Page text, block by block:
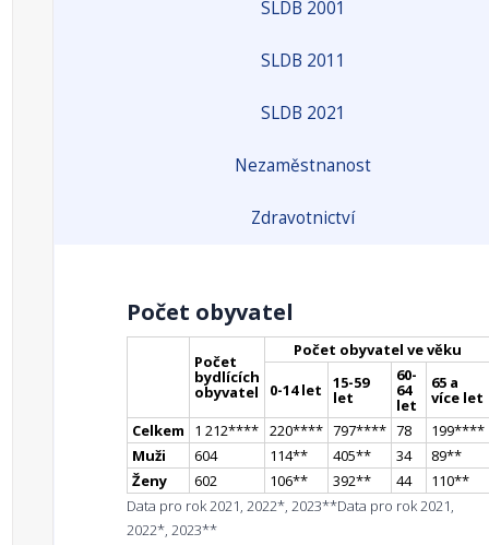
SLDB 2001
SLDB 2011
SLDB 2021
Nezaměstnanost
Zdravotnictví
Počet obyvatel
Počet
bydlících
obyvatel
Počet obyvatel ve věku
0-14 let 15-59
let
60-
64
let
65 a
více let
Celkem
1 212**** 220**** 797**** 78 199****
Muži
604 114** 405** 34 89**
Ženy
602 106** 392** 44 110**
Data pro rok 2021, 2022*, 2023**Data pro rok 2021,
2022*, 2023**